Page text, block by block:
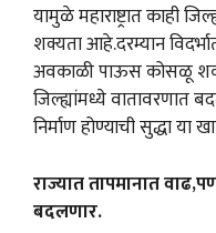
यामुळे महाराष्ट्रात काही
शक्यता आहे.दरम्यान
अवकाळी पाऊस कोसळू
जिल्ह्यांमध्ये वातावरणात
निर्माण होण्याची सुद्धा
राज्यात तापमानात
बदलणार.